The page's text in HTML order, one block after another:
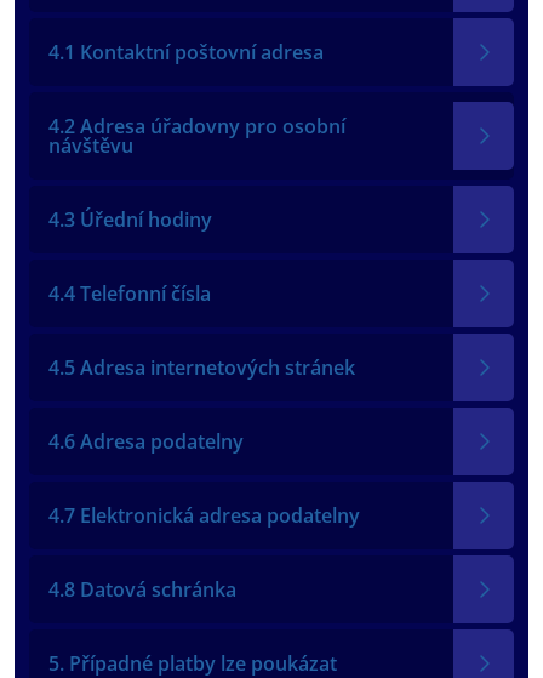
4.1 Kontaktní poštovní adresa
4.2 Adresa úřadovny pro osobní
návštěvu
4.3 Úřední hodiny
4.4 Telefonní čísla
4.5 Adresa internetových stránek
4.6 Adresa podatelny
4.7 Elektronická adresa podatelny
4.8 Datová schránka
5. Případné platby lze poukázat